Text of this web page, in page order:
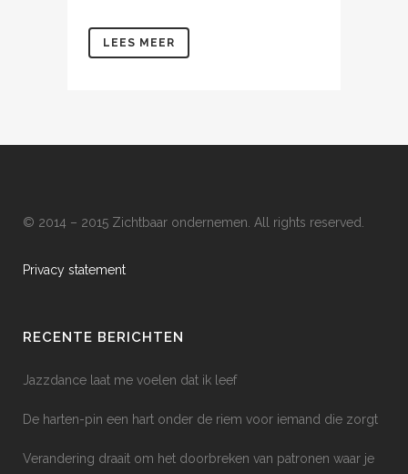
LEES MEER
© 2014 – 2015 Zichtbaar ondernemen. All rights reserved.
Privacy statement
RECENTE BERICHTEN
Jazzdance laat me voelen dat ik leef
De harten-pin een hart onder de riem voor iemand die zorgt
Verandering draait om het doorbreken van patronen waar je